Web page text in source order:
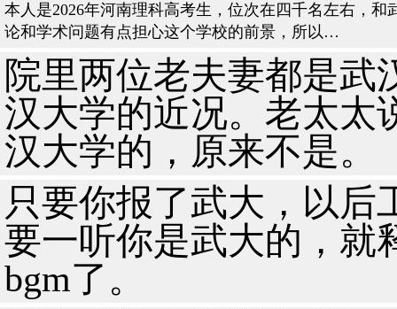
本人是2026年河南理科高考生，位次在四千名左右，
论和学术问题有点担心这个学校的前景，所以…
院里两位老夫妻都是武
汉大学的近况。老太太
汉大学的，原来不是。
只要你报了武大，以后
要一听你是武大的，就
bgm了。